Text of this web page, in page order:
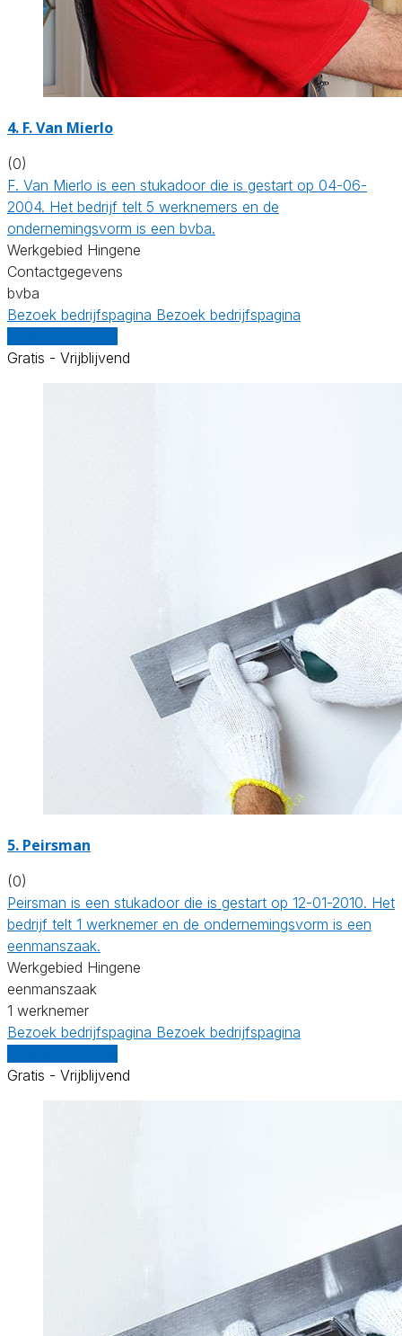
4. F. Van Mierlo
(0)
F. Van Mierlo is een stukadoor die is gestart op 04-06-
2004. Het bedrijf telt 5 werknemers en de
ondernemingsvorm is een bvba.
Werkgebied Hingene
Contactgegevens
bvba
Bezoek bedrijfspagina Bezoek bedrijfspagina
Gratis - Vrijblijvend
5. Peirsman
(0)
Peirsman is een stukadoor die is gestart op 12-01-2010. Het
bedrijf telt 1 werknemer en de ondernemingsvorm is een
eenmanszaak.
Werkgebied Hingene
eenmanszaak
1 werknemer
Bezoek bedrijfspagina Bezoek bedrijfspagina
Gratis - Vrijblijvend